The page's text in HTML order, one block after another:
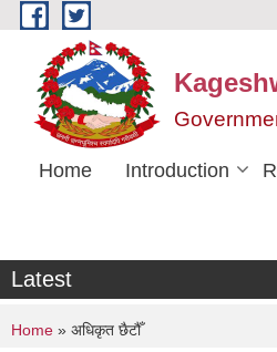
Skip to main content
Home Introduction
Latest
You are here
Home » अधिकृत छैटौँ